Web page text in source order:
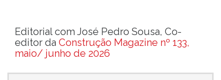
Editorial com José Pedro Sousa, Co-
editor da Construção Magazine nº 133,
maio/ junho de 2026